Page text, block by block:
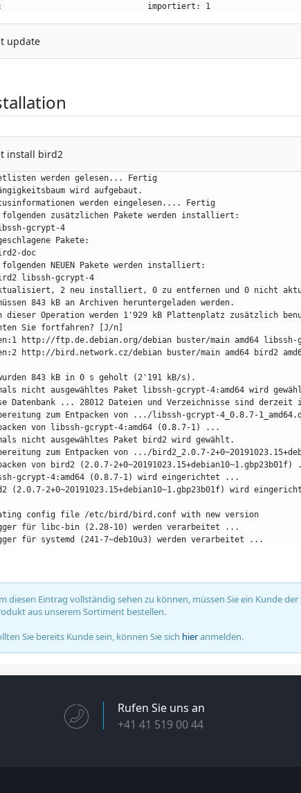
importiert: 1
update
install bird2
werden gelesen... Fertig
wird aufgebaut.
werden eingelesen.... Fertig
folgenden zusätzlichen Pakete werden installiert:
gcrypt-4
Pakete:
doc
folgenden NEUEN Pakete werden installiert:
libssh-gcrypt-4
2 neu installiert, 0 zu entfernen und 0 nicht
843 kB an Archiven heruntergeladen werden.
dieser Operation werden 1'929 kB Plattenplatz zusätzlich
Sie fortfahren? [J/n]
http://ftp.de.debian.org/debian buster/main amd64 libssh-
http://bird.network.cz/debian buster/main amd64 bird2
843 kB in 0 s geholt (2'191 kB/s).
nicht ausgewähltes Paket libssh-gcrypt-4:amd64 wird
Datenbank ... 28012 Dateien und Verzeichnisse sind
zum Entpacken von .../libssh-gcrypt-4_0.8.7-
von libssh-gcrypt-4:amd64 (0.8.7-1) ...
nicht ausgewähltes Paket bird2 wird gewählt.
zum Entpacken von .../bird2_2.0.7-
von bird2 (2.0.7-
gcrypt-4:amd64 (0.8.7-1) wird eingerichtet ...
(2.0.7-2+0~20191023.15+debian10~1.gbp23b01f) wird
config file /etc/bird/bird.conf with new version
für libc-bin (2.28-10) werden verarbeitet ...
für systemd (241-7~deb10u3) werden verarbeitet ...
diesen Eintrag vollständig sehen zu können, müssen Sie ein Kunde
aus unserem Sortiment bestellen.
Sie bereits Kunde sein, können Sie sich hieranmelden.
Rufen Sie uns an
+41 41 519 00 44